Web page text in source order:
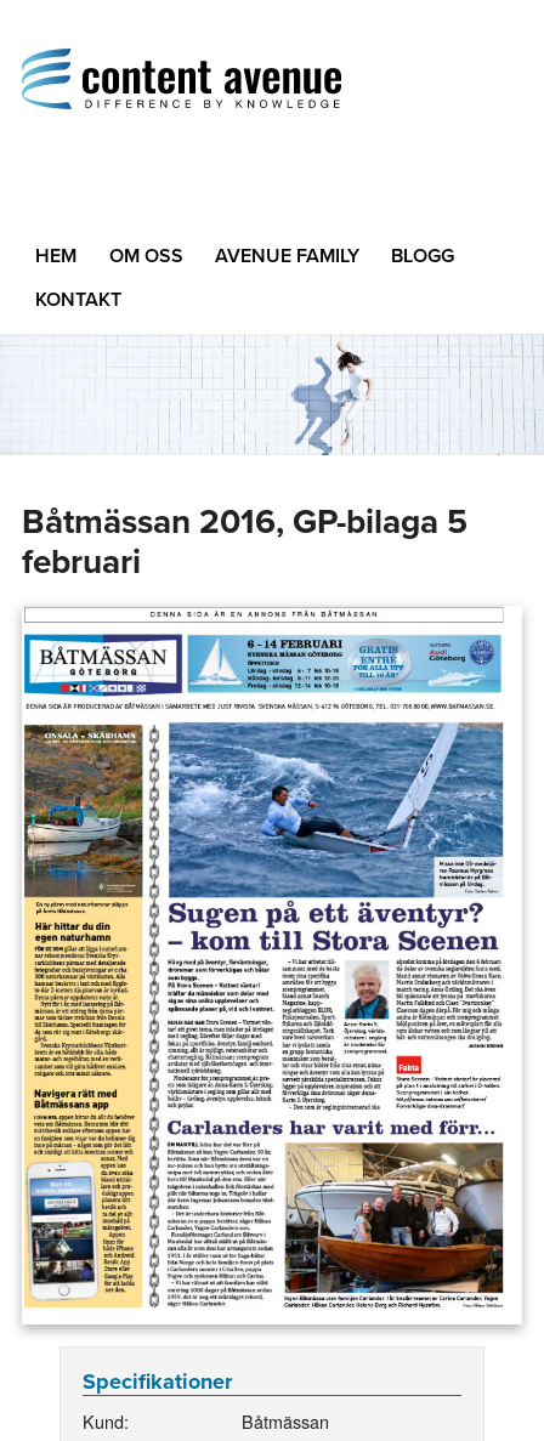
Difference by Knowledge
HEM OM OSS AVENUE FAMILY
BLOGG
KONTAKT
Båtmässan 2016, GP-bilaga 5
februari
Specifikationer
Kund:
Båtmässan